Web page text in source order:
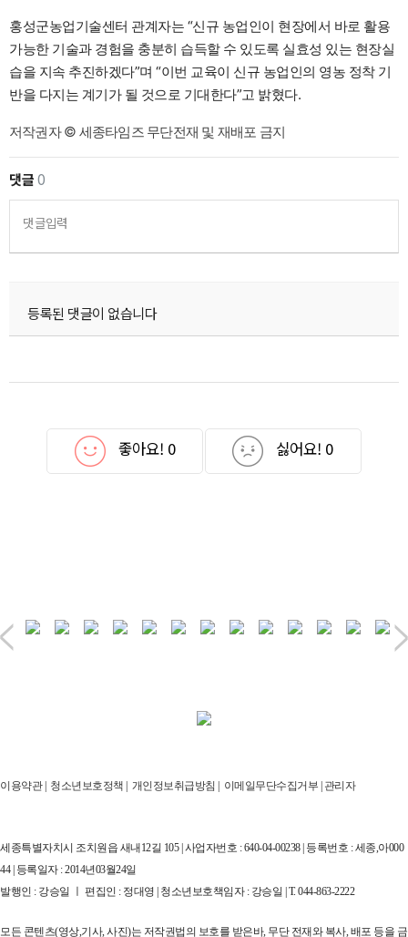
홍성군농업기술센터 관계자는 “신규 농업인이 현장에서 바로 활용
가능한 기술과 경험을 충분히 습득할 수 있도록 실효성 있는 현장실
습을 지속 추진하겠다”며 “이번 교육이 신규 농업인의 영농 정착 기
반을 다지는 계기가 될 것으로 기대한다”고 밝혔다.
저작권자 © 세종타임즈 무단전재 및 재배포 금지
댓글0
댓글입력
등록된 댓글이 없습니다
좋아요! 0 싫어요! 0
이용약관| 청소년보호정책 | 개인정보취급방침 | 이메일무단수집거부 | 관리자
세종특별자치시 조치원읍 새내12길 105 | 사업자번호 : 640-04-00238 | 등록번호 : 세종,아000
44 | 등록일자 : 2014년03월24일
발행인 : 강승일 ㅣ 편집인 : 정대영 | 청소년보호책임자 : 강승일 | T. 044-863-2222
모든 콘텐츠(영상,기사, 사진)는 저작권법의 보호를 받은바, 무단 전재와 복사, 배포 등을 금